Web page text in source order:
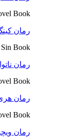
Book
رمان
Book
رمان
Book
رمان
Book
رمان